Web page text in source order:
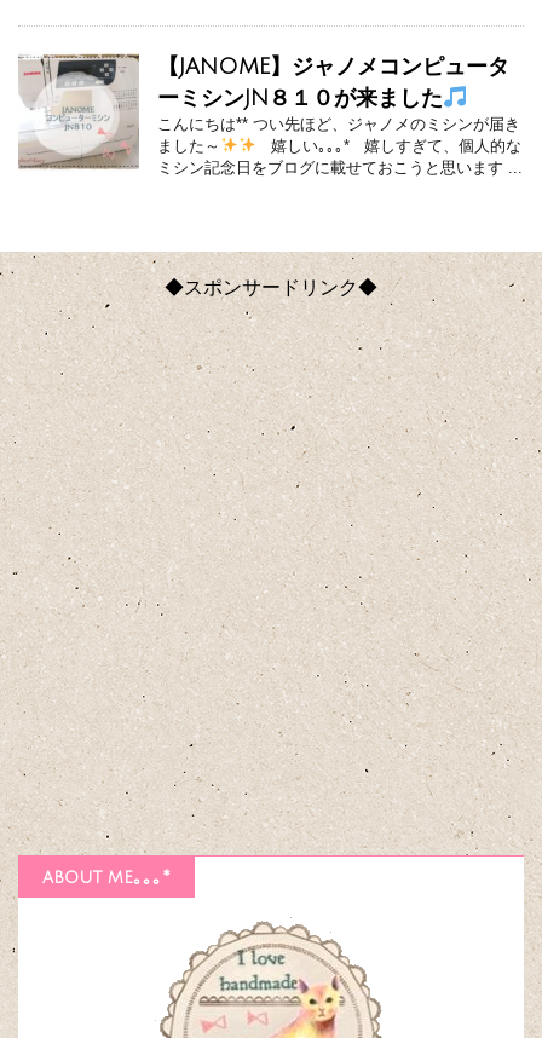
【JANOME】ジャノメコンピュータ
ーミシンJN８１０が来ました
こんにちは** つい先ほど、ジャノメのミシンが届き
ました～
嬉しい｡｡｡* 嬉しすぎて、個人的な
ミシン記念日をブログに載せておこうと思います ...
◆スポンサードリンク◆
about me｡｡｡*